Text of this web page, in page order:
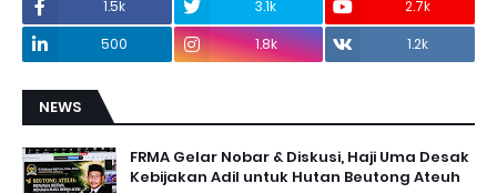
1.5k 3.1k
2.7k
500
1.8k 1.2k
NEWS
FRMA Gelar Nobar & Diskusi, Haji Uma Desak
Kebijakan Adil untuk Hutan Beutong Ateuh